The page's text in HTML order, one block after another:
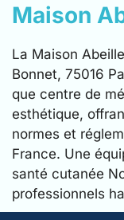
Maison
La Maison
Bonnet, 75016
que centre de
esthétique,
normes et
France. Une
santé cutanée
professionnels